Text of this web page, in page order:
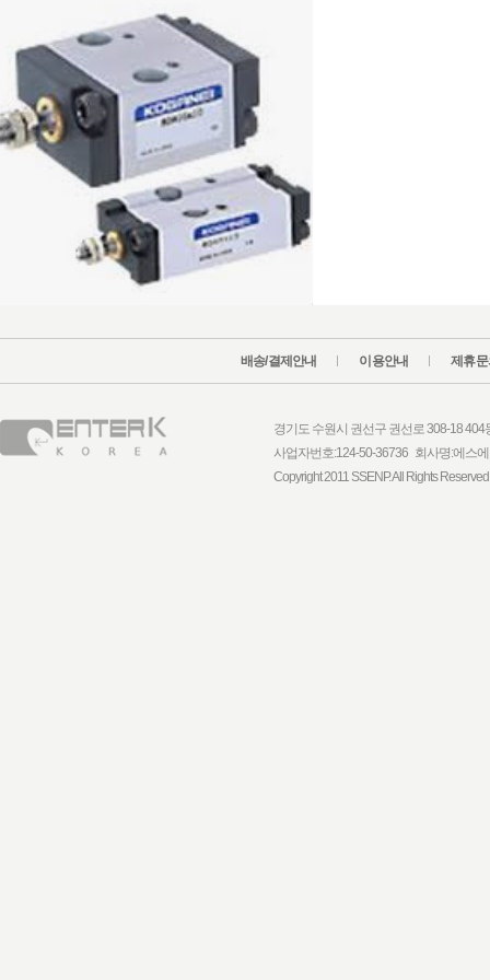
배송/결제안내 이용안내 제휴문
경기도 수원시 권선구 권선로 308-18
사업자번호:124-50-36736 회사명:에스
Copyright 2011 SSENP. All Rights Reserved